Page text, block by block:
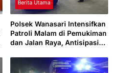
Berita Utama
Polsek Wanasari Intensifkan
Patroli Malam di Pemukiman
dan Jalan Raya, Antisipasi